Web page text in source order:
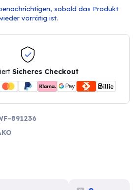
sobald das Produkt
vorrätig ist.
Sicheres Checkout
891236